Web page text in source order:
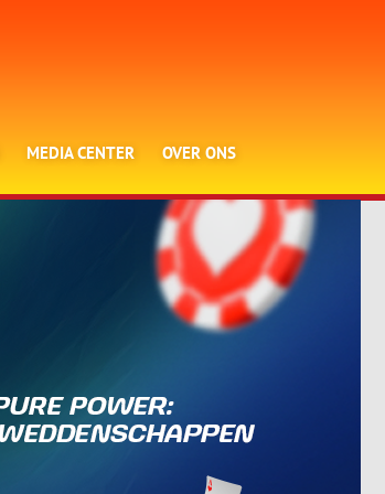
MEDIA CENTER OVER ONS